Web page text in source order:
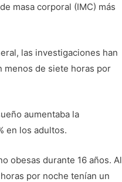
masa corporal (IMC) más
las investigaciones han
menos de siete horas por
aumentaba la
en los adultos.
obesas durante 16 años. Al
por noche tenían un